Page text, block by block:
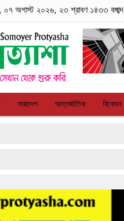
০৭ অগাস্ট ২০২৬, ২৩ শ্রাবণ ১৪৩৩ বঙ্গাব্দ
সারাদেশ আন্তর্জাতিক বিনোদন